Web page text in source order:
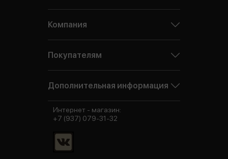
Компания
Покупателям
Дополнительная информация
Интернет - магазин:
+7 (937) 079-31-32